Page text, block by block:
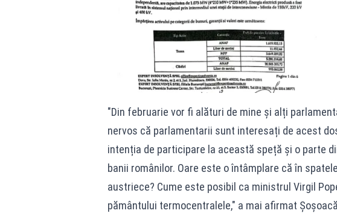
"Din februarie vor fi alături de mine și alți
nervos că parlamentarii sunt interesați de acest
intenția de participare la această speță și o parte
banii românilor. Oare este o întâmplare că în
austriece? Cume este posibil ca ministrul Virgil
pământului termocentralele," a mai afirmat